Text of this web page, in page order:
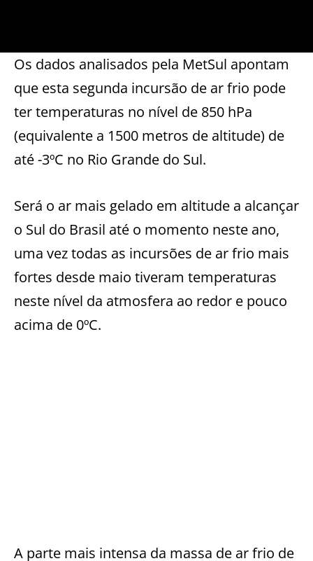
Os dados analisados pela MetSul apontam
que esta segunda incursão de ar frio pode
ter temperaturas no nível de 850 hPa
(equivalente a 1500 metros de altitude) de
até -3ºC no Rio Grande do Sul.
Será o ar mais gelado em altitude a alcançar
o Sul do Brasil até o momento neste ano,
uma vez todas as incursões de ar frio mais
fortes desde maio tiveram temperaturas
neste nível da atmosfera ao redor e pouco
acima de 0ºC.
A parte mais intensa da massa de ar frio de